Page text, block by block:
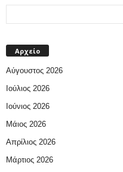
Αρχείο
Αύγουστος 2026
Ιούλιος 2026
Ιούνιος 2026
Μάιος 2026
Απρίλιος 2026
Μάρτιος 2026